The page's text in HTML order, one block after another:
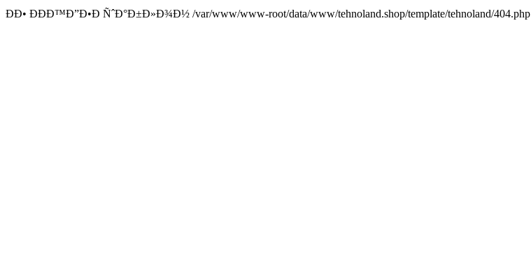
ÐÐ• ÐÐÐ™Ð”Ð•Ð ÑˆÐ°Ð±Ð»Ð¾Ð½ /var/www/www-root/data/www/tehnoland.shop/template/tehnoland/404.php